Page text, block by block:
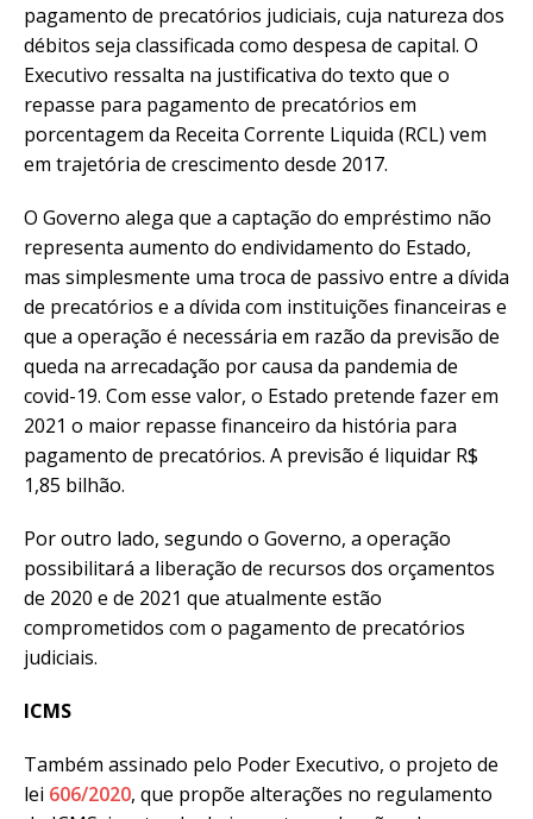
pagamento de precatórios judiciais, cuja natureza dos
débitos seja classificada como despesa de capital. O
Executivo ressalta na justificativa do texto que o
repasse para pagamento de precatórios em
porcentagem da Receita Corrente Liquida (RCL) vem
em trajetória de crescimento desde 2017.
O Governo alega que a captação do empréstimo não
representa aumento do endividamento do Estado,
mas simplesmente uma troca de passivo entre a dívida
de precatórios e a dívida com instituições financeiras e
que a operação é necessária em razão da previsão de
queda na arrecadação por causa da pandemia de
covid-19. Com esse valor, o Estado pretende fazer em
2021 o maior repasse financeiro da história para
pagamento de precatórios. A previsão é liquidar R$
1,85 bilhão.
Por outro lado, segundo o Governo, a operação
possibilitará a liberação de recursos dos orçamentos
de 2020 e de 2021 que atualmente estão
comprometidos com o pagamento de precatórios
judiciais.
ICMS
Também assinado pelo Poder Executivo, o projeto de
lei 606/2020, que propõe alterações no regulamento